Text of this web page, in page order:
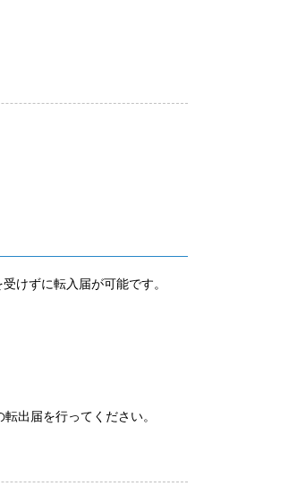
けずに転入届が可能です。
出届を行ってください。